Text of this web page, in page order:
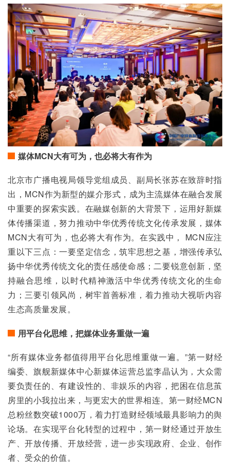
媒体MCN大有可为，也必将大有作为
北京市广播电视局领导党组成员、副局长张苏在致辞时指
出，MCN作为新型的媒介形式，成为主流媒体在融合发展
中重要的探索实践。在融媒创新的大背景下，运用好新媒
体传播渠道，努力推动中华优秀传统文化传承发展，媒体
MCN大有可为，也必将大有作为。在实践中， MCN应注
重以下三点：一要坚定信念，筑牢思想之基，增强传承弘
扬中华优秀传统文化的责任感使命感；二要锐意创新，坚
持融合思维，以时代精神激活中华优秀传统文化的生命
力；三要引领风尚，树牢首善标准，着力推动大视听内容
生态高质量发展。
用平台化思维，把媒体业务重做一遍
“所有媒体业务都值得用平台化思维重做一遍。”第一财经
编委、旗舰新媒体中心新媒体运营总监李晶认为，大众需
要负责任的、有建设性的、非娱乐的内容，把困在信息茧
房里的小我拉出来，与更宏大的世界相连。第一财经MCN
总粉丝数突破1000万，着力打造财经领域最具影响力的舆
论场。在实现平台化转型的过程中，第一财经通过开放生
产、开放传播、开放经营，进一步实现政府、企业、创作
者、受众的价值。